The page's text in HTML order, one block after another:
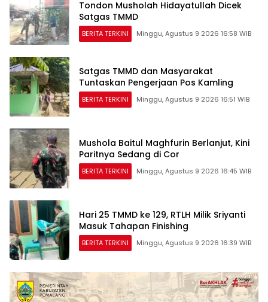
Tondon Musholah Hidayatullah Dicek
Satgas TMMD
BERITA TERKINI Minggu, Agustus 9 2026 16:58 WIB
Satgas TMMD dan Masyarakat
Tuntaskan Pengerjaan Pos Kamling
BERITA TERKINI Minggu, Agustus 9 2026 16:51 WIB
Mushola Baitul Maghfurin Berlanjut, Kini
Paritnya Sedang di Cor
BERITA TERKINI Minggu, Agustus 9 2026 16:45 WIB
Hari 25 TMMD ke 129, RTLH Milik Sriyanti
Masuk Tahapan Finishing
BERITA TERKINI Minggu, Agustus 9 2026 16:39 WIB